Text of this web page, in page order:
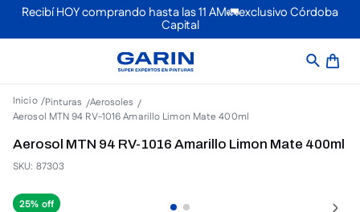
Recibí HOY comprando hasta las 11 AM🚛exclusivo Córdoba
Capital
Pinturas
Aerosoles
Aerosol MTN 94 RV-1016 Amarillo Limon Mate 400ml
Aerosol MTN 94 RV-1016 Amarillo Limon Mate 400ml
SKU: 87303
25%